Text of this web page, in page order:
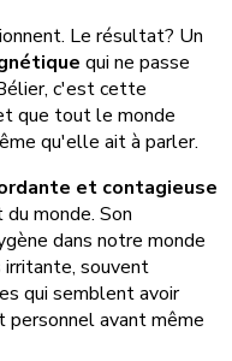
Le résultat? Un
qui ne passe
c'est cette
que tout le monde
qu'elle ait à parler.
et contagieuse
monde. Son
dans notre monde
irritante, souvent
qui semblent avoir
personnel avant même